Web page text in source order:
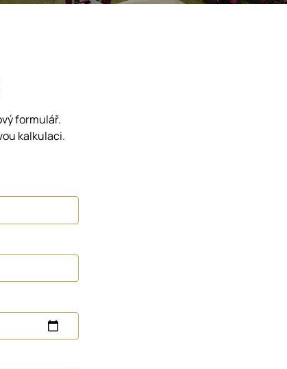
formulář.
kalkulaci.